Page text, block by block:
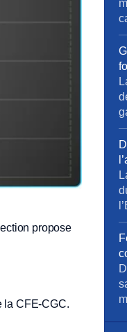
propose
la CFE-CGC.